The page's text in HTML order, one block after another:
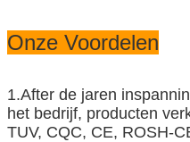
Onze Voordelen
1.After de jaren
het bedrijf, producten
TUV, CQC, CE, ROSH-